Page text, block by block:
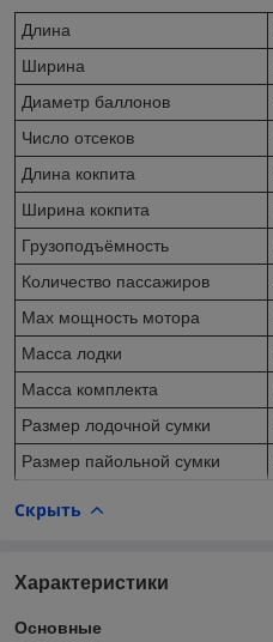
Длина
Ширина
Диаметр баллонов
Число отсеков
Длина кокпита
Ширина кокпита
Грузоподъёмность
Количество пассажиров
Max мощность мотора
Масса лодки
Масса комплекта
Размер лодочной сумки
Размер пайольной сумки
Скрыть
Характеристики
Основные